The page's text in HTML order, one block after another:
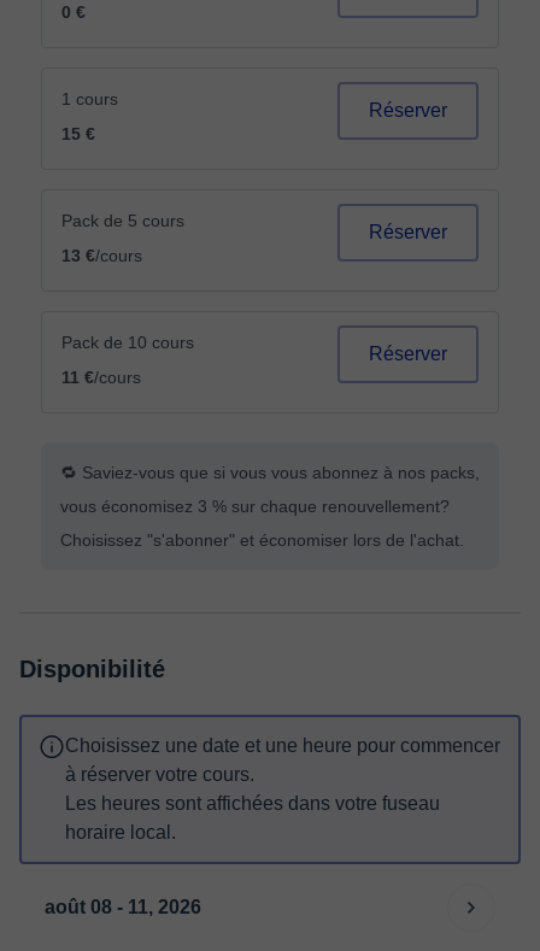
0 €
1 cours
15 €
Réserver
Pack de 5 cours
13 €/cours
Réserver
Pack de 10 cours
11 €/cours
Réserver
🔁 Saviez-vous que si vous vous abonnez à nos packs,
vous économisez 3 % sur chaque renouvellement?
Choisissez "s'abonner" et économiser lors de l'achat.
Disponibilité
Choisissez une date et une heure pour commencer
à réserver votre cours.
Les heures sont affichées dans votre fuseau
horaire local.
août 08 - 11, 2026